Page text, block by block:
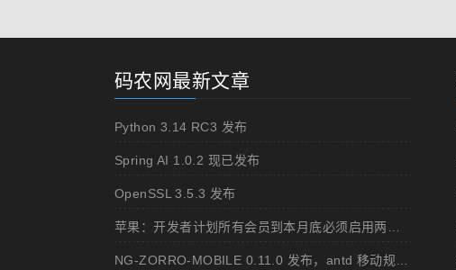
码农网最新文章
Python 3.14 RC3 发布
Spring AI 1.0.2 现已发布
OpenSSL 3.5.3 发布